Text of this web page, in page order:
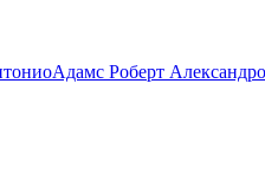
Адамс Роберт